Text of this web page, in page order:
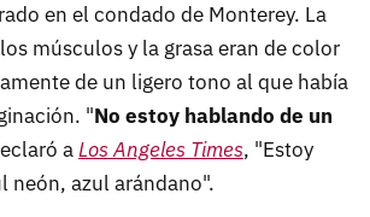
en el condado de Monterey. La
músculos y la grasa eran de color
de un ligero tono al que había
"No estoy hablando de un
aLos Angeles Times, "Estoy
neón, azul arándano".